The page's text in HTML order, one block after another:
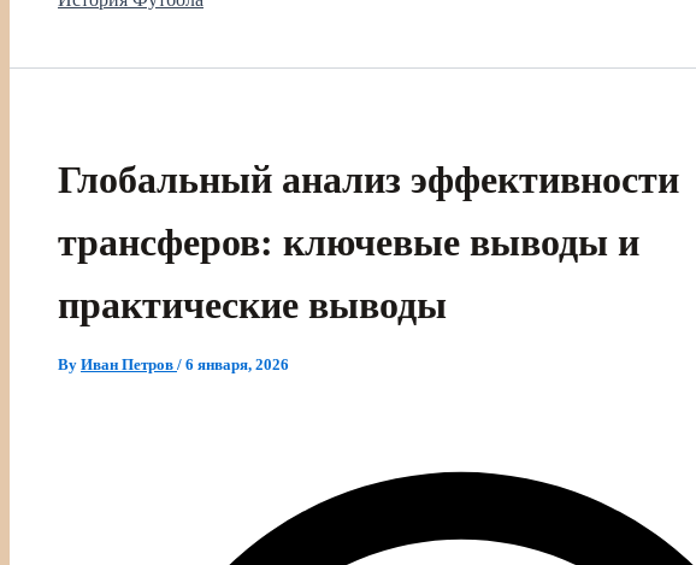
Глобальный анализ эффективности
трансферов: ключевые выводы и
практические выводы
By Иван Петров / 6 января, 2026